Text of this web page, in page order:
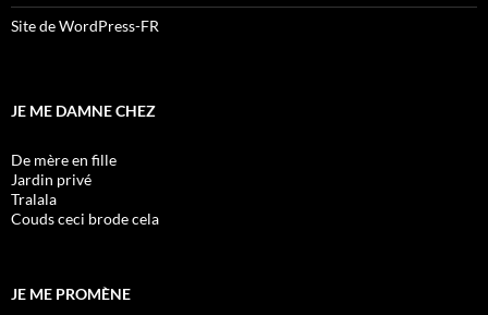
Site de WordPress-FR
JE ME DAMNE CHEZ
De mère en fille
Jardin privé
Tralala
Couds ceci brode cela
JE ME PROMÈNE